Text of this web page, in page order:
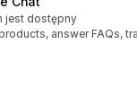
jest dostępny
answer FAQs,